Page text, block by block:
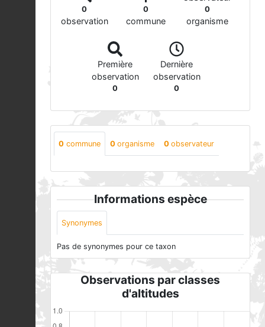
0
observation
0
commune
0
organisme
Première
observation
0
Dernière
observation
0
0 commune 0 organisme 0 observateur
Informations espèce
Synonymes
Pas de synonymes pour ce taxon
Observations par classes
d'altitudes